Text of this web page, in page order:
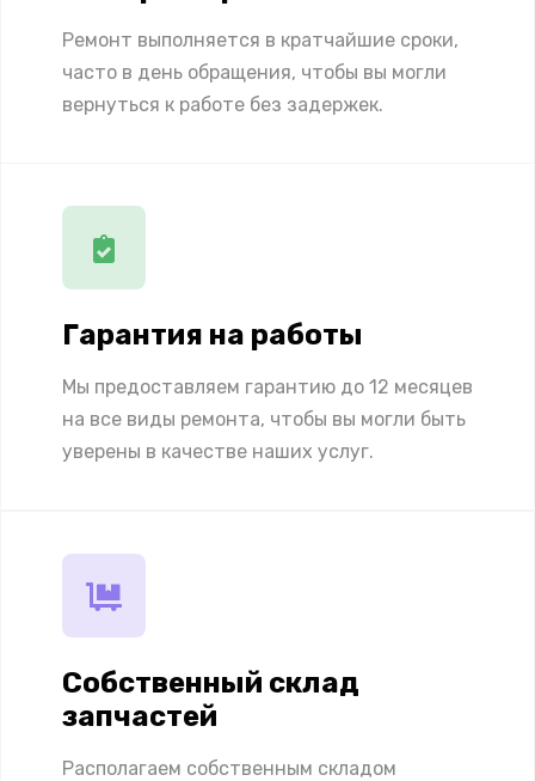
Ремонт выполняется в кратчайшие сроки,
часто в день обращения, чтобы вы могли
вернуться к работе без задержек.
Гарантия на работы
Мы предоставляем гарантию до 12 месяцев
на все виды ремонта, чтобы вы могли быть
уверены в качестве наших услуг.
Собственный склад
запчастей
Располагаем собственным складом